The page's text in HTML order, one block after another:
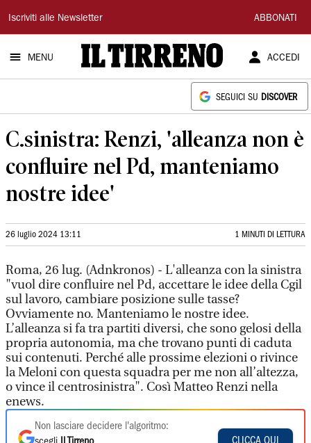
Il
Tirreno
Iscriviti alle Newsletter ABBONATI
MENU ACCEDI
SEGUICI SU DISCOVER
C.sinistra: Renzi, 'alleanza non è
confluire nel Pd, manteniamo
nostre idee'
26 luglio 2024 13:11 1 MINUTI DI LETTURA
Roma, 26 lug. (Adnkronos) - L'alleanza con la sinistra
"vuol dire confluire nel Pd, accettare le idee della Cgil
sul lavoro, cambiare posizione sulle tasse?
Ovviamente no. Manteniamo le nostre idee.
L’alleanza si fa tra partiti diversi, che sono gelosi della
propria autonomia, ma che trovano punti di caduta
sui contenuti. Perché alle prossime elezioni o rivince
la Meloni con questa squadra per me non all’altezza,
o vince il centrosinistra". Così Matteo Renzi nella
enews.
Non lasciare decidere l'algoritmo:
CLICCA QUI